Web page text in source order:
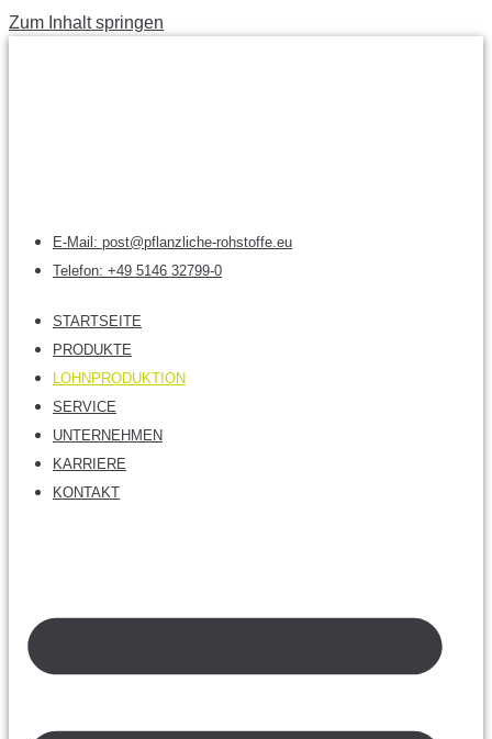
Zum Inhalt springen
E-Mail: post@pflanzliche-rohstoffe.eu
Telefon: +49 5146 32799-0
STARTSEITE
PRODUKTE
LOHNPRODUKTION
SERVICE
UNTERNEHMEN
KARRIERE
KONTAKT